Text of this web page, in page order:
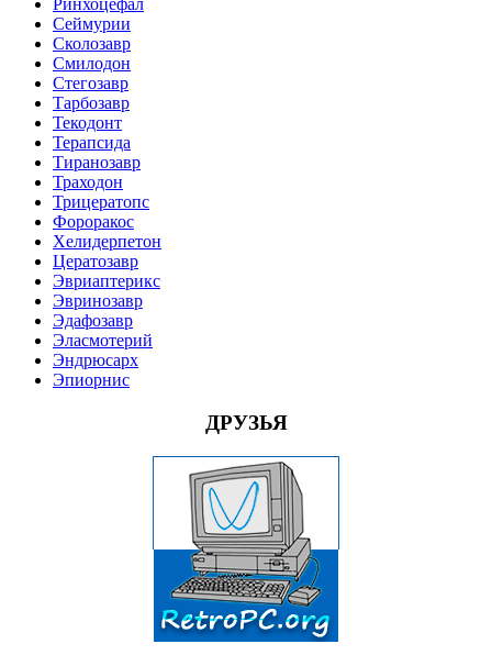
Ринхоцефал
Сеймурии
Сколозавр
Смилодон
Стегозавр
Тарбозавр
Текодонт
Терапсида
Тиранозавр
Траходон
Трицератопс
Фороракос
Хелидерпетон
Цератозавр
Эвриаптерикс
Эвринозавр
Эдафозавр
Эласмотерий
Эндрюсарх
Эпиорнис
ДРУЗЬЯ